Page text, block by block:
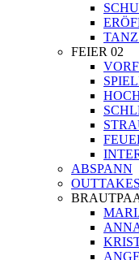
FEIER 02
ABSPANN